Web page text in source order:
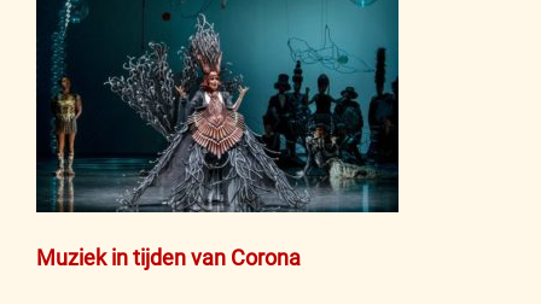
Bericht
Muziek in tijden van Corona